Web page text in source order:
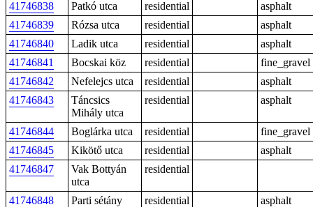
41746838 Patkó utca residential
asphalt
41746839
Rózsa utca residential
asphalt
41746840
Ladik utca residential
asphalt
41746841
Bocskai köz residential
fine_gravel
41746842
Nefelejcs utca residential
asphalt
41746843
Táncsics
Mihály utca
residential asphalt
41746844 Boglárka utca residential
fine_gravel
41746845
Kikötő utca residential
asphalt
41746847
Vak Bottyán
utca
residential
41746848 Parti sétány residential
asphalt